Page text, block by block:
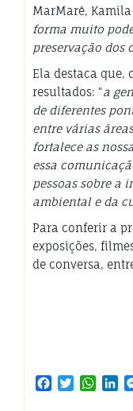
MarMaré, Kamila
forma muito
preservação dos
Ela destaca que,
resultados: “a
de diferentes
entre várias
fortalece as
essa
pessoas sobre a
ambiental e da
Para conferir a
exposições,
de conversa,
Facebook
Twitter